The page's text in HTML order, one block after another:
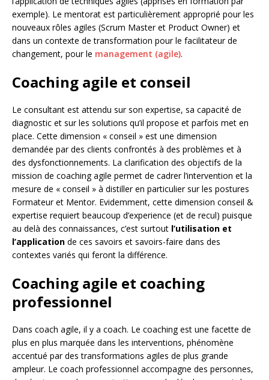
exemple). Le mentorat est particulièrement approprié pour les
nouveaux rôles agiles (Scrum Master et Product Owner) et
dans un contexte de transformation pour le facilitateur de
changement, pour le management (agile).
Coaching agile et conseil
Le consultant est attendu sur son expertise, sa capacité de
diagnostic et sur les solutions qu’il propose et parfois met en
place. Cette dimension « conseil » est une dimension
demandée par des clients confrontés à des problèmes et à
des dysfonctionnements. La clarification des objectifs de la
mission de coaching agile permet de cadrer l’intervention et la
mesure de « conseil » à distiller en particulier sur les postures
Formateur et Mentor. Evidemment, cette dimension conseil &
expertise requiert beaucoup d’experience (et de recul) puisque
au delà des connaissances, c’est surtout l’utilisation et
l’application de ces savoirs et savoirs-faire dans des
contextes variés qui feront la différence.
Coaching agile et coaching
professionnel
Dans coach agile, il y a coach. Le coaching est une facette de
plus en plus marquée dans les interventions, phénomène
accentué par des transformations agiles de plus grande
ampleur. Le coach professionnel accompagne des personnes,